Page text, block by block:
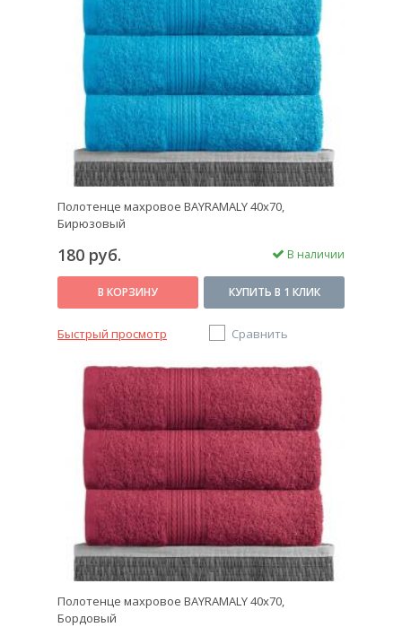
Полотенце махровое BAYRAMALY 40х70,
Бирюзовый
180 руб. В наличии
В КОРЗИНУ КУПИТЬ В 1 КЛИК
Быстрый просмотр Сравнить
Полотенце махровое BAYRAMALY 40х70,
Бордовый